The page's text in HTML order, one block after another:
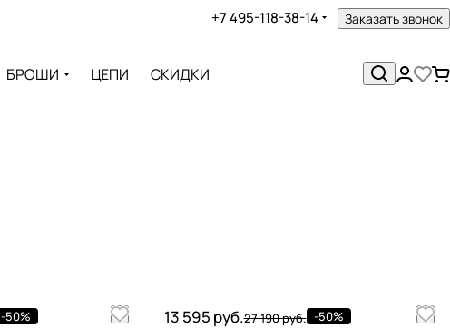
+7 495-118-38-14 Заказать звонок
БРОШИ ЦЕПИ СКИДКИ
-50% 13 595 руб.27 190 руб. -50%